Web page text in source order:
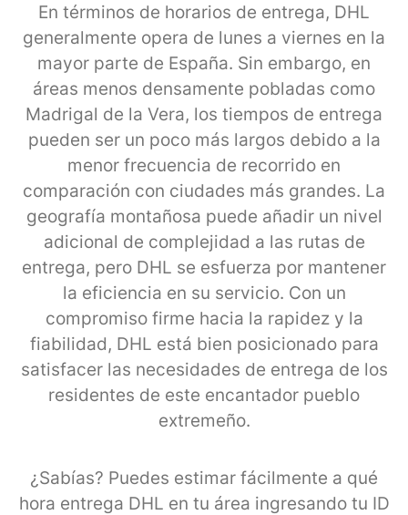
En términos de horarios de entrega, DHL
generalmente opera de lunes a viernes en la
mayor parte de España. Sin embargo, en
áreas menos densamente pobladas como
Madrigal de la Vera, los tiempos de entrega
pueden ser un poco más largos debido a la
menor frecuencia de recorrido en
comparación con ciudades más grandes. La
geografía montañosa puede añadir un nivel
adicional de complejidad a las rutas de
entrega, pero DHL se esfuerza por mantener
la eficiencia en su servicio. Con un
compromiso firme hacia la rapidez y la
fiabilidad, DHL está bien posicionado para
satisfacer las necesidades de entrega de los
residentes de este encantador pueblo
extremeño.
¿Sabías? Puedes estimar fácilmente a qué
hora entrega DHL en tu área ingresando tu ID